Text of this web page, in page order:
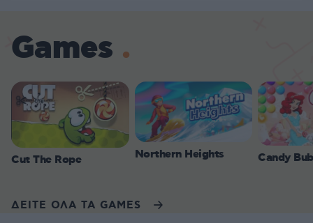
Games
Cut The Rope Northern Heights Candy
ΔΕΙΤΕ ΟΛΑ ΤΑ GAMES